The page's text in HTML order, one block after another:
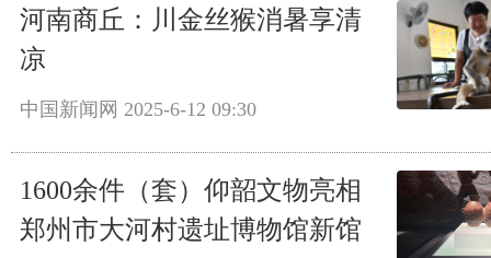
河南商丘：川金丝猴消暑享清
凉
中国新闻网 2025-6-12 09:30
1600余件（套）仰韶文物亮相
郑州市大河村遗址博物馆新馆